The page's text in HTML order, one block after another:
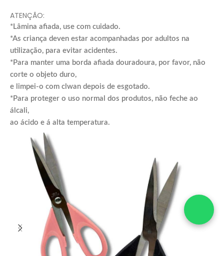
ATENÇÃO:
*Lâmina afiada, use com cuidado.
*As criança deven estar acompanhadas por adultos na
utilização, para evitar acidentes.
*Para manter uma borda afiada douradoura, por favor, não
corte o objeto duro,
e limpei-o com clwan depois de esgotado.
*Para proteger o uso normal dos produtos, não feche ao
álcali,
ao ácido e á alta temperatura.